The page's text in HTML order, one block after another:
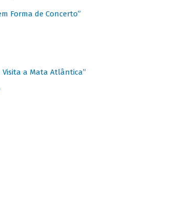
Forma de Concerto”
a Mata Atlântica”